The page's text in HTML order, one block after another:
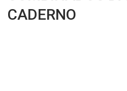
CADERNO